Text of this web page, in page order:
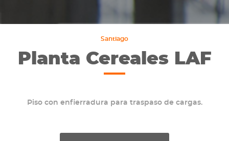
Santiago
Planta Cereales LAF
Piso con enfierradura para traspaso de cargas.